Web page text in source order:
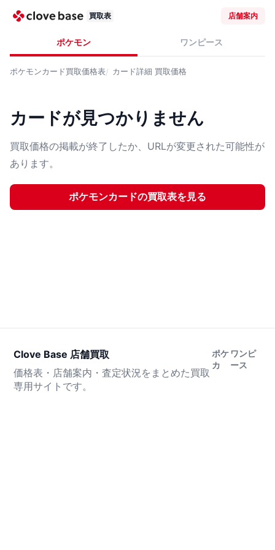
買取表 店舗案内
ポケモン ワンピース
ポケモンカード買取価格表 カード詳細 買取価格
カードが見つかりません
買取価格の掲載が終了したか、URLが変更された可能性が
あります。
ポケモンカードの買取表を見る
Clove Base 店舗買取
価格表・店舗案内・査定状況をまとめた買取
専用サイトです。
ポケ
カ
ワンピ
ース